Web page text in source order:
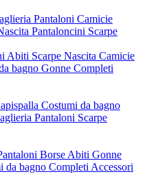
Pantaloni Camicie
Pantaloncini Scarpe
Abiti Scarpe Nascita Camicie
bagno Gonne Completi
Costumi da bagno
Pantaloni Scarpe
Borse Abiti Gonne
da bagno Completi Accessori